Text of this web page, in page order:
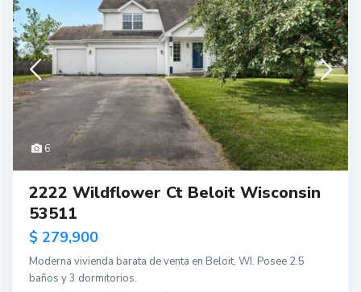
6
2222 Wildflower Ct Beloit Wisconsin
53511
$ 279,900
Moderna vivienda barata de venta en Beloit, WI. Posee 2.5
baños y 3 dormitorios.